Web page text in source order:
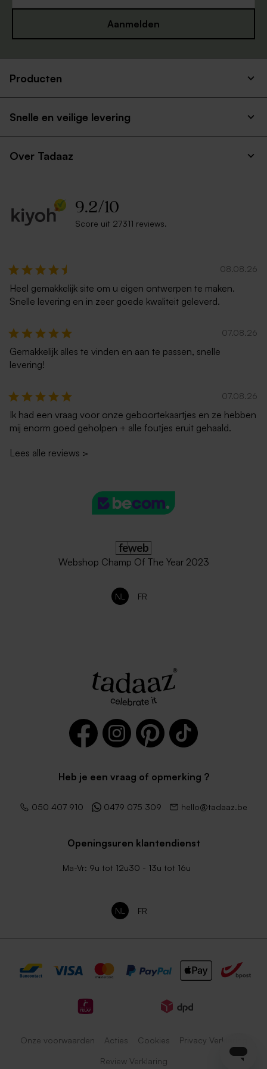
Ecru zelfklevende enveloppeRode envelop
Lange envelop gerecycleerd
Lange envelop roestbruin Lange eco enveloppe
met puntklep
Aanmelden
Producten
Snelle en veilige levering
Over Tadaaz
9.2/10
Score uit 27311 reviews.
08.08.26
Heel gemakkelijk site om u eigen ontwerpen te maken.
Snelle levering en in zeer goede kwaliteit geleverd.
07.08.26
Gemakkelijk alles te vinden en aan te passen, snelle
levering!
07.08.26
Ik had een vraag voor onze geboortekaartjes en ze hebben
mij enorm goed geholpen + alle foutjes eruit gehaald.
Lees alle reviews >
Webshop Champ Of The Year 2023
NL FR
Heb je een vraag of opmerking ?
050 407 910 0479 075 309 hello@tadaaz.be
Openingsuren klantendienst
Ma-Vr: 9u tot 12u30 - 13u tot 16u
NL FR
Onze voorwaarden Acties Cookies Privacy Verklaring
Review Verklaring